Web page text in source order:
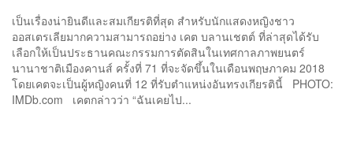
เป็นเรื่องน่ายินดีและสมเกียรติที่สุด สำหรับนักแสดงหญิงชาว
ออสเตรเลียมากความสามารถอย่าง เคต บลานเชตต์ ที่ล่าสุดได้รับ
เลือกให้เป็นประธานคณะกรรมการตัดสินในเทศกาลภาพยนตร์
นานาชาติเมืองคานส์ ครั้งที่ 71 ที่จะจัดขึ้นในเดือนพฤษภาคม 2018
โดยเคตจะเป็นผู้หญิงคนที่ 12 ที่รับตำแหน่งอันทรงเกียรตินี้ PHOTO:
IMDb.com เคตกล่าวว่า “ฉันเคยไป...